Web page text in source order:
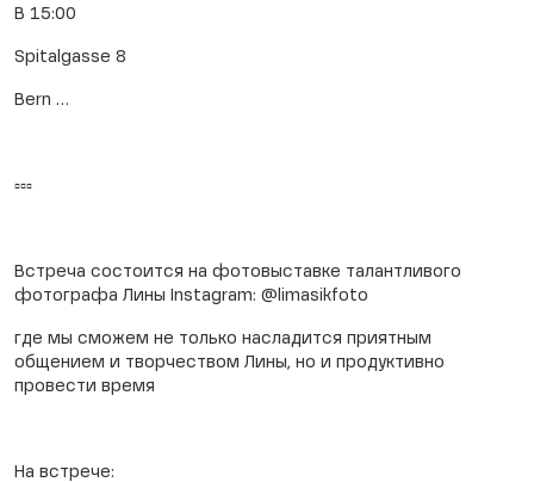
В 15:00
Spitalgasse 8
Bern …
▫️▫️▫️
Встреча состоится на фотовыставке талантливого
фотографа Лины Instagram: @limasikfoto
где мы сможем не только насладится приятным
общением и творчеством Лины, но и продуктивно
провести время
На встрече: